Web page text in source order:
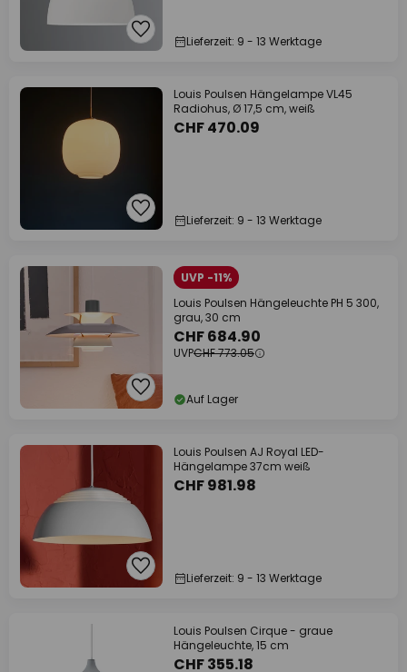
Lieferzeit: 9 - 13 Werktage
Louis Poulsen Hängelampe VL45
Radiohus, Ø 17,5 cm, weiß
CHF 470.09
Lieferzeit: 9 - 13 Werktage
UVP -11%
Louis Poulsen Hängeleuchte PH 5 300,
grau, 30 cm
CHF 684.90
UVPCHF 773.05
Auf Lager
Louis Poulsen AJ Royal LED-
Hängelampe 37cm weiß
CHF 981.98
Lieferzeit: 9 - 13 Werktage
Louis Poulsen Cirque - graue
Hängeleuchte, 15 cm
CHF 355.18